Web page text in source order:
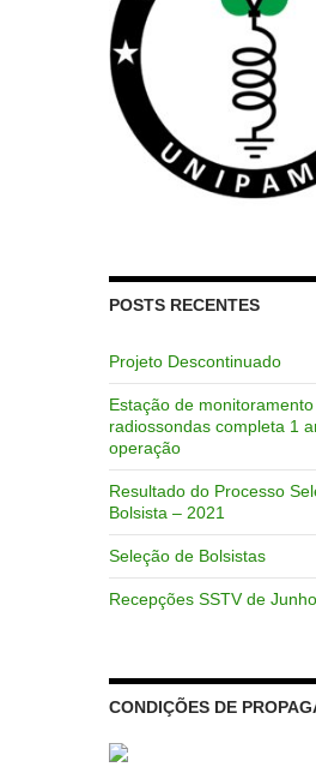
POSTS RECENTES
Projeto Descontinuado
Estação de
radiossondas completa 1
operação
Resultado do Processo
Bolsista – 2021
Seleção de Bolsistas
Recepções SSTV de
CONDIÇÕES DE